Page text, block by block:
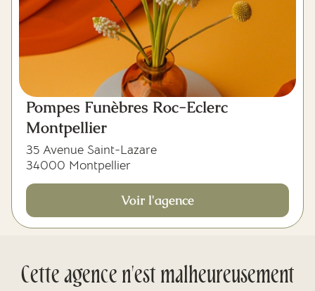
Pompes Funèbres Roc-Eclerc
Montpellier
35 Avenue Saint-Lazare
34000 Montpellier
Voir l'agence
Cette agence n'est malheureusement